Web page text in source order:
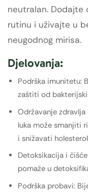
neutralan. Dodajte
rutinu i uživajte u
neugodnog mirisa.
Djelovanja:
Podrška imunitetu:
zaštiti od
Održavanje
luka može smanjiti
i snižavati
Detoksikacija i
pomaže u
Podrška probavi: